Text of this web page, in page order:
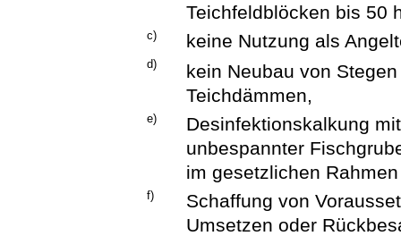
Teichfeldblöcken bis 50
c) keine Nutzung als
d)
kein Neubau von
Teichdämmen,
e)
Desinfektionskalkung
unbespannter
im gesetzlichen
f)
Schaffung von
Umsetzen oder